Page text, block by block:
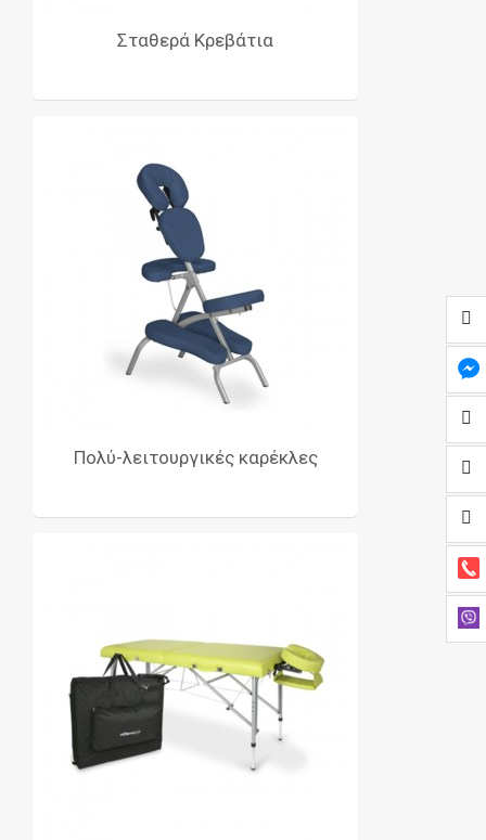
Σταθερά Κρεβάτια
Πολύ-λειτουργικές καρέκλες